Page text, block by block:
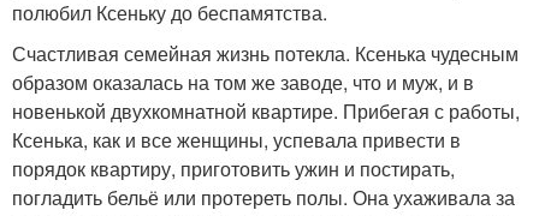
полюбил Ксеньку до беспамятства.
Счастливая семейная жизнь потекла. Ксенька чудесным
образом оказалась на том же заводе, что и муж, и в
новенькой двухкомнатной квартире. Прибегая с работы,
Ксенька, как и все женщины, успевала привести в
порядок квартиру, приготовить ужин и постирать,
погладить бельё или протереть полы. Она ухаживала за